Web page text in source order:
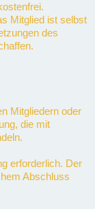
Mitglied ist selbst
des
Mitgliedern oder
die mit
erforderlich. Der
Abschluss